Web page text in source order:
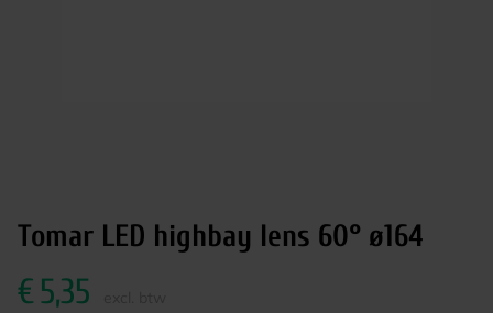
Tomar LED highbay lens 60° ø164
€5,35